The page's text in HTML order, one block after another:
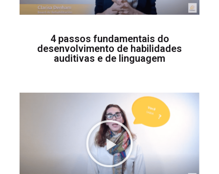
4 passos fundamentais do
desenvolvimento de habilidades
auditivas e de linguagem